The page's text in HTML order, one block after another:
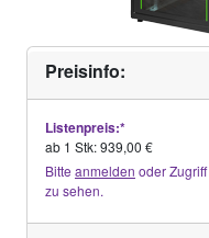
Preisinfo:
Listenpreis:*
ab 1 Stk: 939,00 €
Bitte anmelden oder Zugriff
zu sehen.